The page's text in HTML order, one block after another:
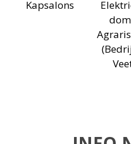
Kapsalons